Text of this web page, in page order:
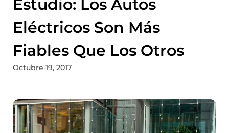
Estudio: Los Autos
Eléctricos Son Más
Fiables Que Los Otros
Octubre 19, 2017